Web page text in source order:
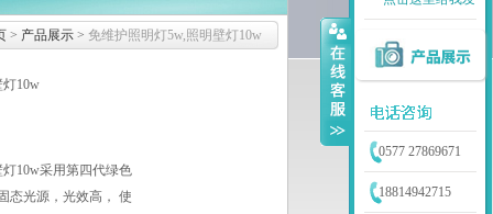
> 产品展示 > 免维护照明灯5w,照明壁灯10w
10w
10w采用第四代绿色
态光源，光效高， 使
0577 27869671
18814942715